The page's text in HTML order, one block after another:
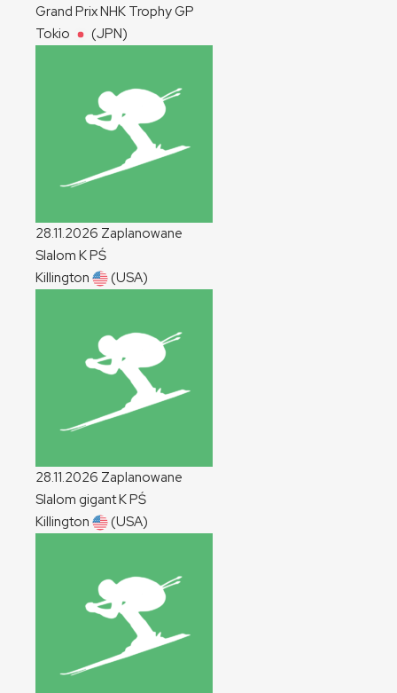
Grand Prix NHK TrophyGP
Tokio
(JPN)
28.11.2026 Zaplanowane
Slalom KPŚ
Killington
(USA)
28.11.2026 Zaplanowane
Slalom gigantKPŚ
Killington
(USA)